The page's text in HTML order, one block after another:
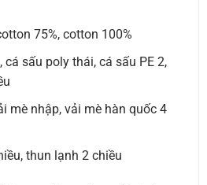
75%, cotton 100%
sấu poly thái, cá sấu PE 2,
mè nhập, vải mè hàn quốc 4
thun lạnh 2 chiều